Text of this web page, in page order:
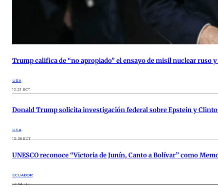
Trump califica de “no apropiado” el ensayo de misil nuclear ruso
USA
10:21 ECT
Donald Trump solicita investigación federal sobre Epstein y
USA
15:58 ECT
UNESCO reconoce “Victoria de Junín, Canto a Bolívar” como
ECUADOR
10:54 ECT